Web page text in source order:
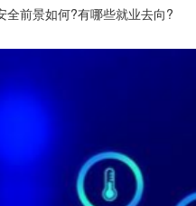
全前景如何?有哪些就业去向?